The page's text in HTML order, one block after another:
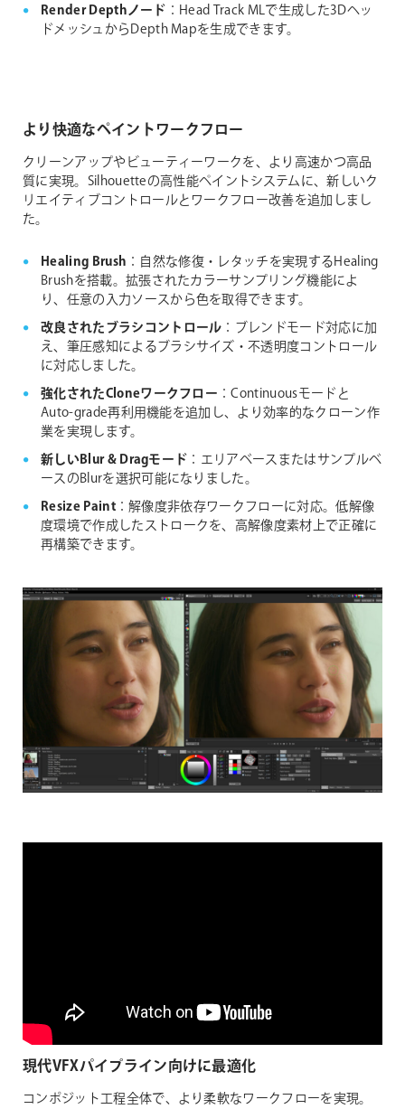
Render Depthノード ：Head Track MLで生成した3Dヘッ
ドメッシュからDepth Mapを生成できます。
より快適なペイントワークフロー
クリーンアップやビューティーワークを、より高速かつ高品
質に実現。Silhouetteの高性能ペイントシステムに、新しいク
リエイティブコントロールとワークフロー改善を追加しまし
た。
Healing Brush ：自然な修復・レタッチを実現するHealing
Brushを搭載。拡張されたカラーサンプリング機能によ
り、任意の入力ソースから色を取得できます。
改良されたブラシコントロール ：ブレンドモード対応に加
え、筆圧感知によるブラシサイズ・不透明度コントロール
に対応しました。
強化されたCloneワークフロー ：Continuousモードと
Auto-grade再利用機能を追加し、より効率的なクローン作
業を実現します。
新しいBlur & Dragモード ：エリアベースまたはサンプルベ
ースのBlurを選択可能になりました。
Resize Paint：解像度非依存ワークフローに対応。低解像
度環境で作成したストロークを、高解像度素材上で正確に
再構築できます。
現代VFXパイプライン向けに最適化
コンポジット工程全体で、より柔軟なワークフローを実現。